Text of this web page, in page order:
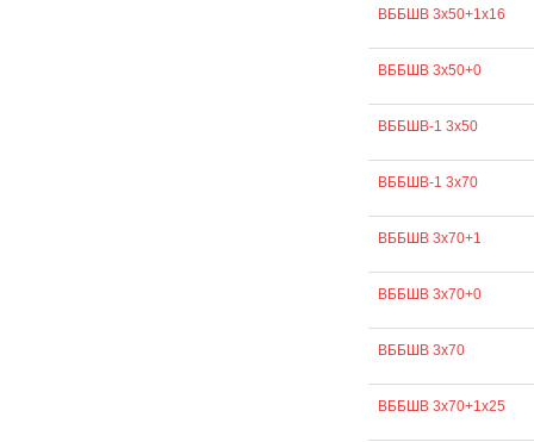
ВББШВ 3х50+1х16
ВББШВ 3х50+0
ВББШВ-1 3х50
ВББШВ-1 3х70
ВББШВ 3х70+1
ВББШВ 3х70+0
ВББШВ 3х70
ВББШВ 3х70+1х25